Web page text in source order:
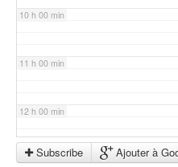
10 h 00 min
11 h 00 min
12 h 00 min
13 h 00 min
Subscribe Ajouter à